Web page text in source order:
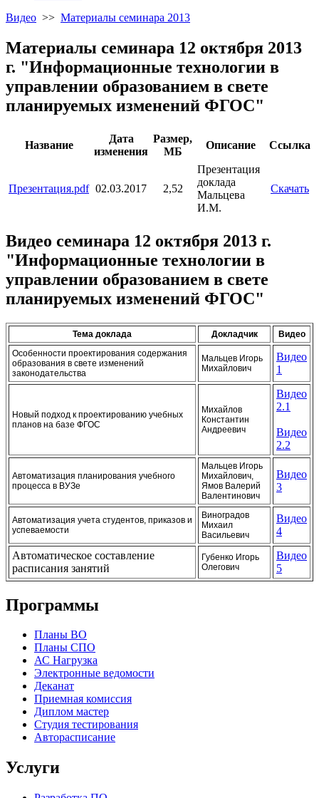
Видео >> Материалы семинара 2013
Материалы семинара 12 октября 2013
г. "Информационные технологии в
управлении образованием в свете
планируемых изменений ФГОС"
Название
Дата
изменения
Размер,
МБ
Описание Ссылка
Презентация.pdf 02.03.2017 2,52
Презентация
доклада
Мальцева
И.М.
Скачать
Видео семинара 12 октября 2013 г.
"Информационные технологии в
управлении образованием в свете
планируемых изменений ФГОС"
Тема доклада Докладчик
Видео
Особенности проектирования содержания
образования в свете изменений
законодательства
Мальцев Игорь
Михайлович
Видео
1
Новый подход к проектированию учебных
планов на базе ФГОС
Михайлов
Константин
Андреевич
Видео
2.1
Видео
2.2
Автоматизация планирования учебного
процесса в ВУЗе
Мальцев Игорь
Михайлович,
Ямов Валерий
Валентинович
Видео
3
Автоматизация учета студентов, приказов и
успеваемости
Виноградов
Михаил
Васильевич
Видео
4
Автоматическое составление
расписания занятий
Губенко Игорь
Олегович
Видео
5
Программы
Планы ВО
Планы СПО
АС Нагрузка
Электронные ведомости
Деканат
Приемная комиссия
Диплом мастер
Студия тестирования
Авторасписание
Услуги